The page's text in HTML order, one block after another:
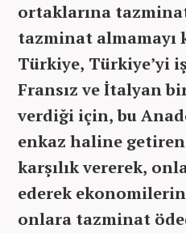
ortaklarına
tazminat almamayı
Türkiye, Türkiye’yi
Fransız ve İtalyan
verdiği için, bu
enkaz haline
karşılık vererek,
ederek
onlara tazminat